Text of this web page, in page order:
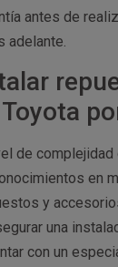
antes de
adelante.
de
en
y
una
con un